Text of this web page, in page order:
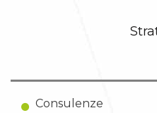
Consulenze